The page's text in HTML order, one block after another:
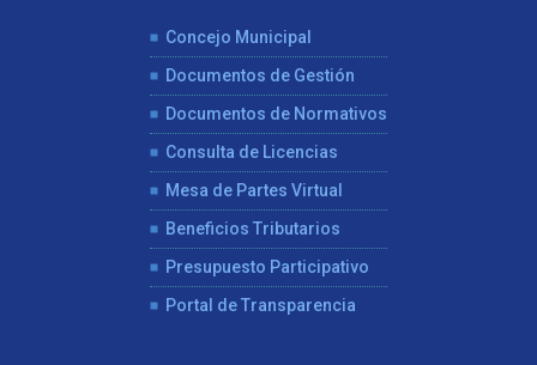
Concejo Municipal
Documentos de Gestión
Documentos de Normativos
Consulta de Licencias
Mesa de Partes Virtual
Beneficios Tributarios
Presupuesto Participativo
Portal de Transparencia